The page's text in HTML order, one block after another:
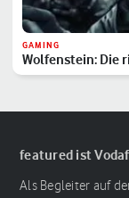
GAMING
Wolfenstein: Die
featured ist
Als Begleiter auf